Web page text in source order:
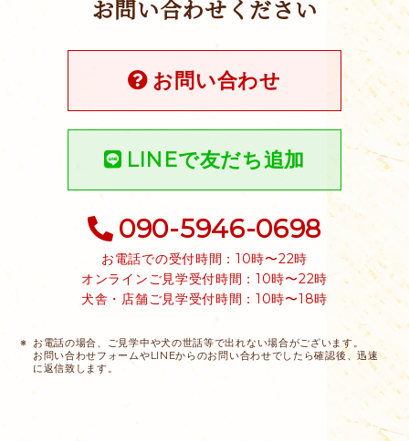
お問い合わせください
お問い合わせ
LINEで友だち追加
090-5946-0698
お電話での受付時間：10時〜22時
オンラインご見学受付時間：10時〜22時
犬舎・店舗ご見学受付時間：10時〜18時
お電話の場合、ご見学中や犬の世話等で出れない場合がございます。
お問い合わせフォームやLINEからのお問い合わせでしたら確認後、迅速
に返信致します。